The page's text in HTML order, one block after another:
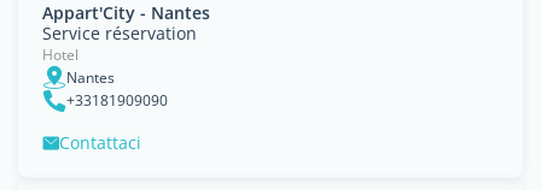
Appart'City - Nantes
Service réservation
Hotel
Nantes
+33181909090
Contattaci